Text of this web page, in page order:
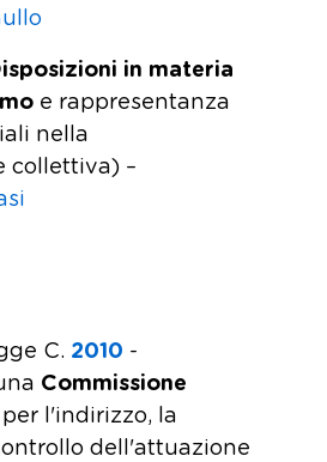
in materia
e rappresentanza
nella
collettiva) –
C. 2010 -
Commissione
per l'indirizzo, la
dell'attuazione